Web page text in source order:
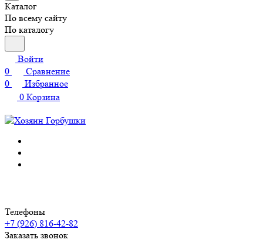
Каталог
По всему сайту
По каталогу
Войти
0
Сравнение
0
Избранное
0 Корзина
Телефоны
+7 (926) 816-42-82
Заказать звонок